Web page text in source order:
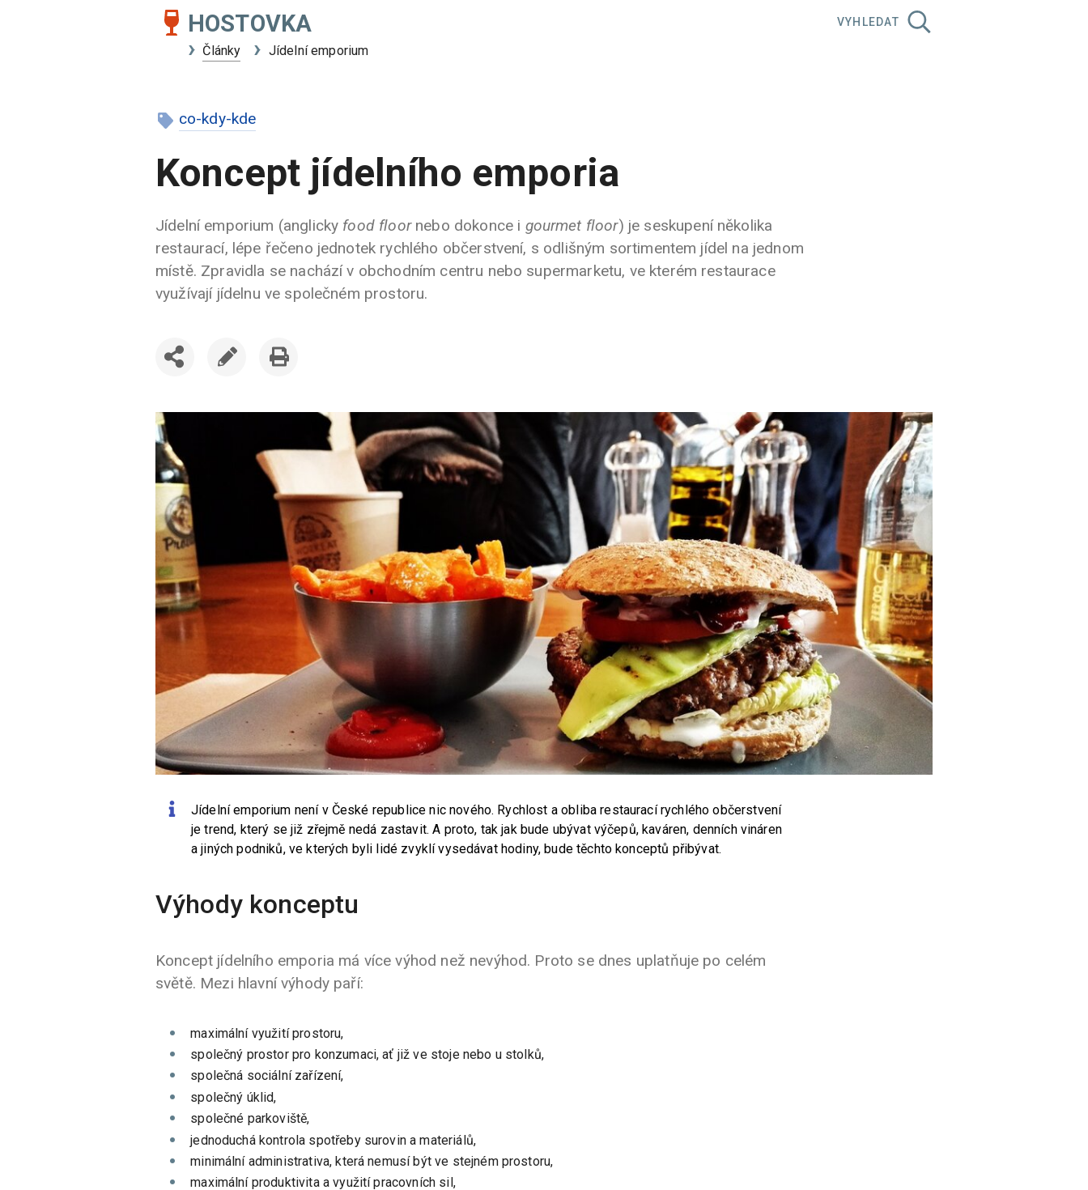
HOSTOVKA
Články Jídelní emporium
VYHLEDAT
co-kdy-kde
Koncept jídelního emporia
Jídelní emporium (anglicky food floornebo dokonce i gourmet floor) je seskupení několika
restaurací, lépe řečeno jednotek rychlého občerstvení, s odlišným sortimentem jídel na jednom
místě. Zpravidla se nachází v obchodním centru nebo supermarketu, ve kterém restaurace
využívají jídelnu ve společném prostoru.
Jídelní emporium není v České republice nic nového. Rychlost a obliba restaurací rychlého občerstvení
je trend, který se již zřejmě nedá zastavit. A proto, tak jak bude ubývat výčepů, kaváren, denních vináren
a jiných podniků, ve kterých byli lidé zvyklí vysedávat hodiny, bude těchto konceptů přibývat.
Výhody konceptu
Koncept jídelního emporia má více výhod než nevýhod. Proto se dnes uplatňuje po celém
světě. Mezi hlavní výhody paří:
maximální využití prostoru,
společný prostor pro konzumaci, ať již ve stoje nebo u stolků,
společná sociální zařízení,
společný úklid,
společné parkoviště,
jednoduchá kontrola spotřeby surovin a materiálů,
minimální administrativa, která nemusí být ve stejném prostoru,
maximální produktivita a využití pracovních sil,